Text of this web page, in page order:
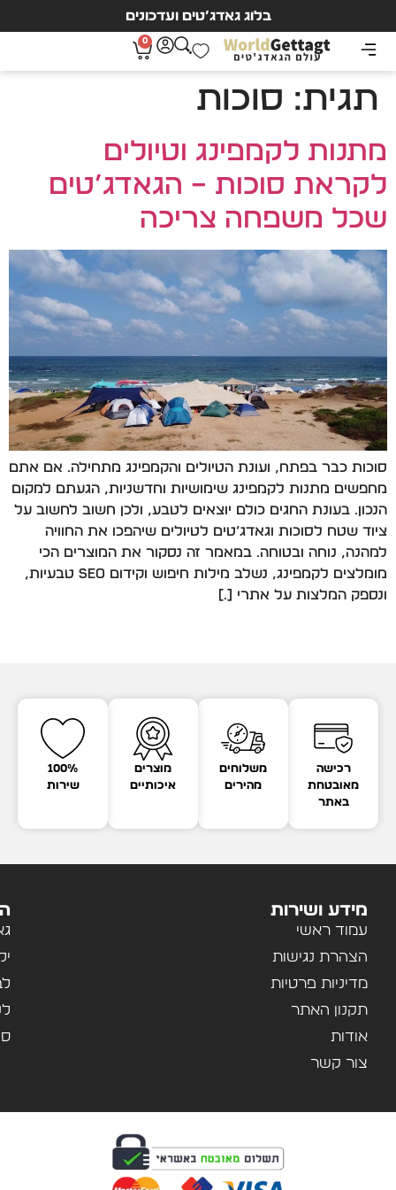
בלוג גאדג’טים ועדכונים
0
תגית: סוכות
מתנות לקמפינג וטיולים
לקראת סוכות – הגאדג’טים
שכל משפחה צריכה
סוכות כבר בפתח, ועונת הטיולים והקמפינג מתחילה. אם אתם
מחפשים מתנות לקמפינג שימושיות וחדשניות, הגעתם למקום
הנכון. בעונת החגים כולם יוצאים לטבע, ולכן חשוב לחשוב על
ציוד שטח לסוכות וגאדג’טים לטיולים שיהפכו את החוויה
למהנה, נוחה ובטוחה. במאמר זה נסקור את המוצרים הכי
מומלצים לקמפינג, נשלב מילות חיפוש וקידום SEO טבעיות,
ונספק המלצות על אתרי […]
רכישה
מאובטחת
באתר
משלוחים
מהירים
מוצרים
איכותיים
100%
שירות
מידע ושירות
עמוד ראשי
הצהרת נגישות
מדיניות פרטיות
תקנון האתר
אודות
צור קשר